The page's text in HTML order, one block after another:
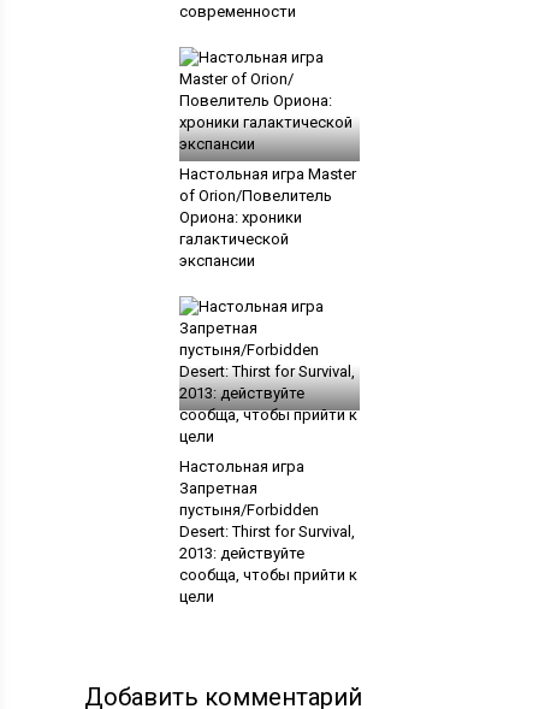
современности
Настольная игра Master
of Orion/Повелитель
Ориона: хроники
галактической
экспансии
Настольная игра
Запретная
пустыня/Forbidden
Desert: Thirst for Survival,
2013: действуйте
сообща, чтобы прийти к
цели
Добавить комментарий